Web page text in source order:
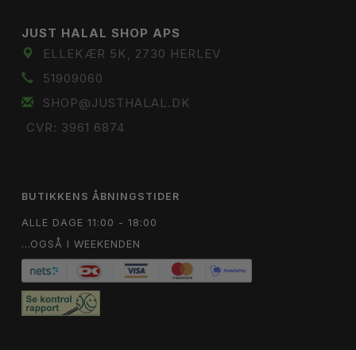
JUST HALAL SHOP APS
ELLEKÆR 5K, 2730 HERLEV
51909060
SHOP@JUSTHALAL.DK
CVR: 3961 6874
BUTIKKENS ÅBNINGSTIDER
ALLE DAGE 11:00 - 18:00
...OGSÅ I WEEKENDEN